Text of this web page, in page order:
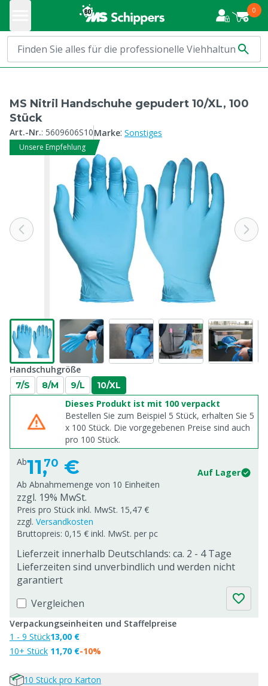
0
MS Nitril Handschuhe gepudert 10/XL, 100
Stück
Art.-Nr.: 5609606S10Marke: Sonstiges
Unsere Empfehlung
Handschuhgröße
7/S 8/M 9/L 10/XL
Dieses Produkt ist mit 100 verpackt
Bestellen Sie zum Beispiel 5 Stück, erhalten Sie 5
x 100 Stück. Die vorgegebenen Preise sind auch
pro 100 Stück.
Ab11,70 €
Auf Lager
Ab Abnahmemenge von 10 Einheiten
zzgl. 19% MwSt.
Preis pro Stück inkl. MwSt. 15,47 €
zzgl. Versandkosten
Bruttopreis: 0,15 € inkl. MwSt. per pc
Lieferzeit innerhalb Deutschlands: ca. 2 - 4 Tage
Lieferzeiten sind unverbindlich und werden nicht
garantiert
Vergleichen
Verpackungseinheiten und Staffelpreise
1 - 9 Stück
10+ Stück
13,00 €
11,70 €-10%
10 Stück pro Karton